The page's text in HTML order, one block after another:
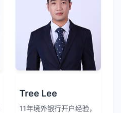
Tree Lee
11年境外银行开户经验，